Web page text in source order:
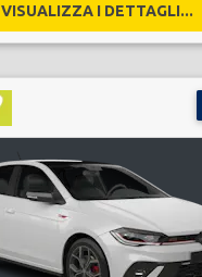
VISUALIZZA I DETTAGLI...